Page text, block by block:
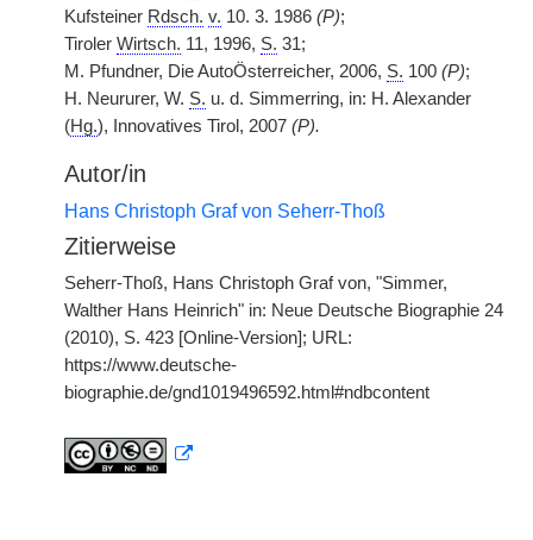
Kufsteiner Rdsch. v. 10. 3. 1986 (P);
Tiroler Wirtsch. 11, 1996, S. 31;
M. Pfundner, Die AutoÖsterreicher, 2006, S. 100 (P);
H. Neururer, W. S. u. d. Simmerring, in: H. Alexander
(Hg.), Innovatives Tirol, 2007 (P).
Autor/in
Hans Christoph Graf von Seherr-Thoß
Zitierweise
Seherr-Thoß, Hans Christoph Graf von, "Simmer,
Walther Hans Heinrich" in: Neue Deutsche Biographie 24
(2010), S. 423 [Online-Version]; URL:
https://www.deutsche-
biographie.de/gnd1019496592.html#ndbcontent